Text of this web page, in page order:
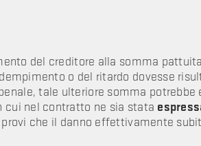
del creditore alla somma
o del ritardo dovesse
tale ulteriore somma potrebbe
cui nel contratto ne sia stata
che il danno effettivamente